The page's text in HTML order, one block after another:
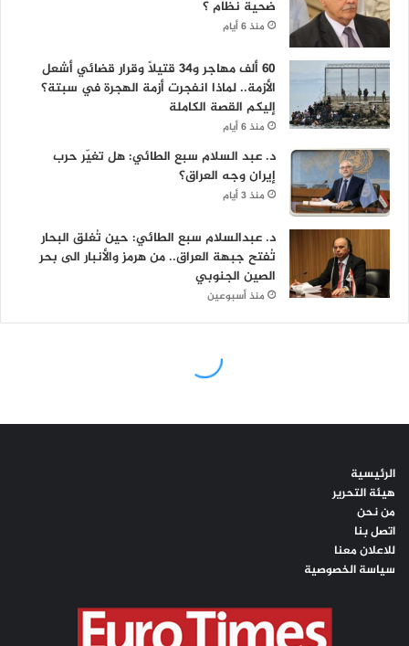
الرئيسية
هيئة التحرير
من نحن
اتصل بنا
للاعلان معنا
سياسة الخصوصية